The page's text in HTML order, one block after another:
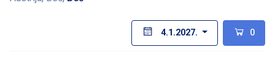
4.1.2027. 0